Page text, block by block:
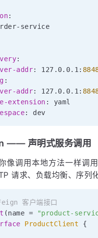
:
- service
:
addr: 127.0.0.1 :
:
addr: 127.0.0.1 :
extension :
:
—— 声明式服务调用
像调用本地方法一样调用
请求、负载均衡、序列
客户端接口
(name = "product-
ProductClient {